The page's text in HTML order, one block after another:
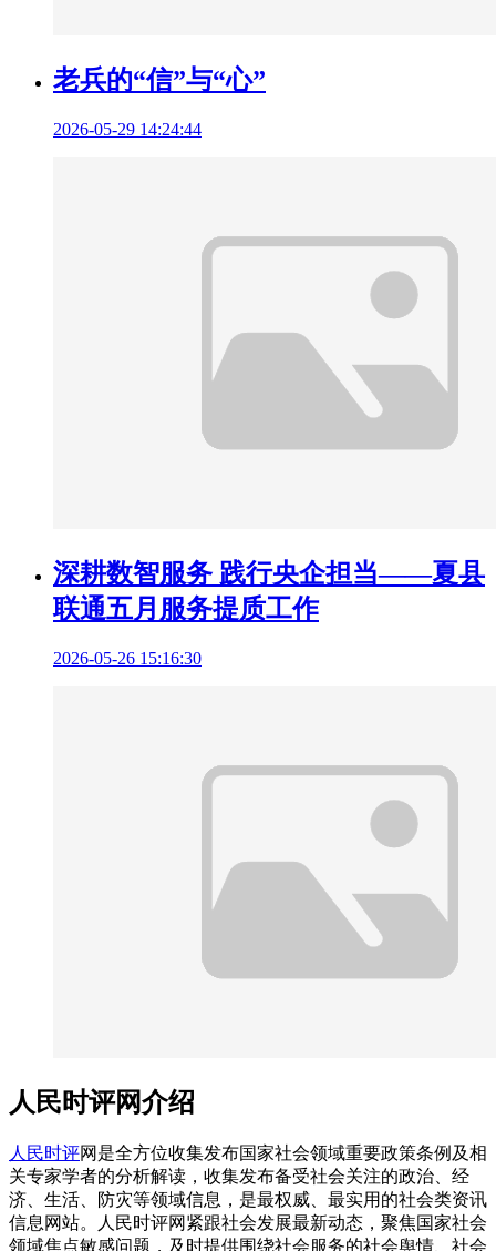
老兵的“信”与“心”
2026-05-29 14:24:44
深耕数智服务 践行央企担当——夏县
联通五月服务提质工作
2026-05-26 15:16:30
人民时评网介绍
人民时评网是全方位收集发布国家社会领域重要政策条例及相
关专家学者的分析解读，收集发布备受社会关注的政治、经
济、生活、防灾等领域信息，是最权威、最实用的社会类资讯
信息网站。人民时评网紧跟社会发展最新动态，聚焦国家社会
领域焦点敏感问题，及时提供围绕社会服务的社会舆情、社会